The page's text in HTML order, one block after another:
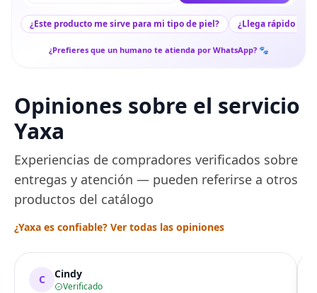
¿Este producto me sirve para mi tipo de piel? ¿Llega rápido a
¿Prefieres que un humano te atienda por WhatsApp? 🐾
Opiniones sobre el servicio
Yaxa
Experiencias de compradores verificados sobre
entregas y atención — pueden referirse a otros
productos del catálogo
¿Yaxa es confiable? Ver todas las opiniones
C Cindy
Verificado